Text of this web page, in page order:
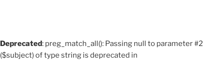
sérieux »
Deprecated: preg_match_all(): Passing null to parameter #2
($subject) of type string is deprecated in